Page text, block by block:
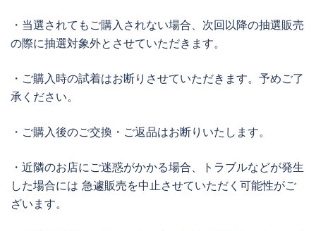
・当選されてもご購入されない場合、次回以降の抽選販売
の際に抽選対象外とさせていただきます。
・ご購入時の試着はお断りさせていただきます。予めご了
承ください。
・ご購入後のご交換・ご返品はお断りいたします。
・近隣のお店にご迷惑がかかる場合、トラブルなどが発生
した場合には 急遽販売を中止させていただく可能性がご
ざいます。